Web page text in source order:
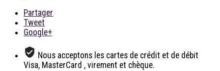
Partager
Tweet
Google+
Nous acceptons les cartes de crédit et de débit
Visa, MasterCard , virement et chèque.